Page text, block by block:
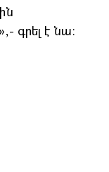
գրել է նա։